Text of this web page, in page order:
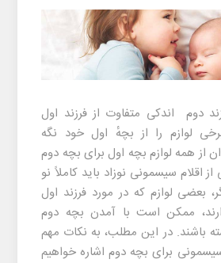
دوم
اندکی متفاوت از فرزند اول
لوازم را از بچهٔ اول خود نگه
از همه لوازم بچه اول برای بچه دوم
اقلام سیسمونی نوزاد باید کاملاً نو
بعضی لوازم که در مورد فرزند اول
ممکن است با آمدن بچه دوم
باشند. در این مطلب، به نکات مهم
برای بچه دوم اشاره خواهیم